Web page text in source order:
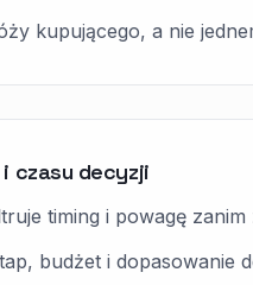
kupującego, a nie
czasu decyzji
timing i powagę zanim
budżet i dopasowanie